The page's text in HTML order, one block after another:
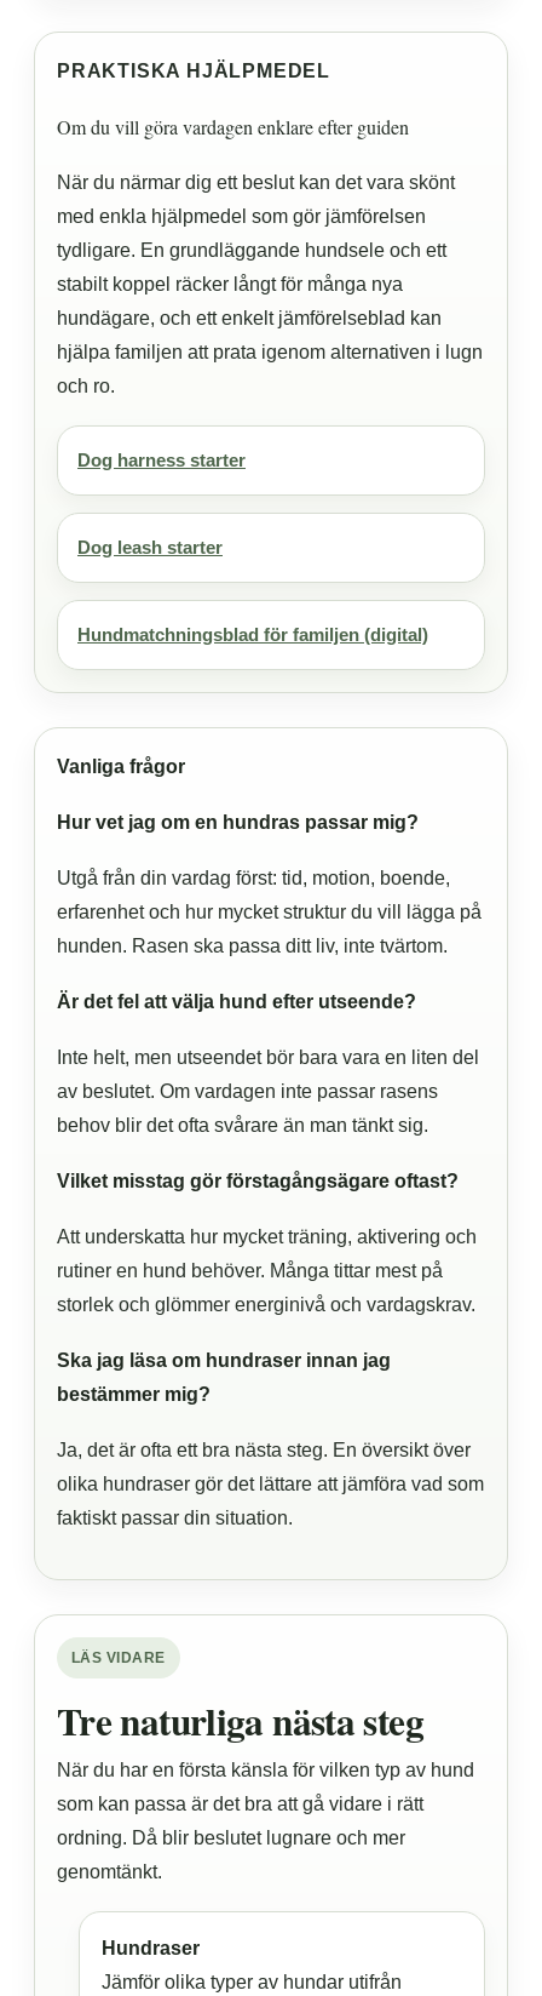
PRAKTISKA HJÄLPMEDEL
Om du vill göra vardagen enklare efter guiden
När du närmar dig ett beslut kan det vara skönt
med enkla hjälpmedel som gör jämförelsen
tydligare. En grundläggande hundsele och ett
stabilt koppel räcker långt för många nya
hundägare, och ett enkelt jämförelseblad kan
hjälpa familjen att prata igenom alternativen i lugn
och ro.
Dog harness starter
Dog leash starter
Hundmatchningsblad för familjen (digital)
Vanliga frågor
Hur vet jag om en hundras passar mig?
Utgå från din vardag först: tid, motion, boende,
erfarenhet och hur mycket struktur du vill lägga på
hunden. Rasen ska passa ditt liv, inte tvärtom.
Är det fel att välja hund efter utseende?
Inte helt, men utseendet bör bara vara en liten del
av beslutet. Om vardagen inte passar rasens
behov blir det ofta svårare än man tänkt sig.
Vilket misstag gör förstagångsägare oftast?
Att underskatta hur mycket träning, aktivering och
rutiner en hund behöver. Många tittar mest på
storlek och glömmer energinivå och vardagskrav.
Ska jag läsa om hundraser innan jag
bestämmer mig?
Ja, det är ofta ett bra nästa steg. En översikt över
olika hundraser gör det lättare att jämföra vad som
faktiskt passar din situation.
LÄS VIDARE
Tre naturliga nästa steg
När du har en första känsla för vilken typ av hund
som kan passa är det bra att gå vidare i rätt
ordning. Då blir beslutet lugnare och mer
genomtänkt.
Hundraser
Jämför olika typer av hundar utifrån